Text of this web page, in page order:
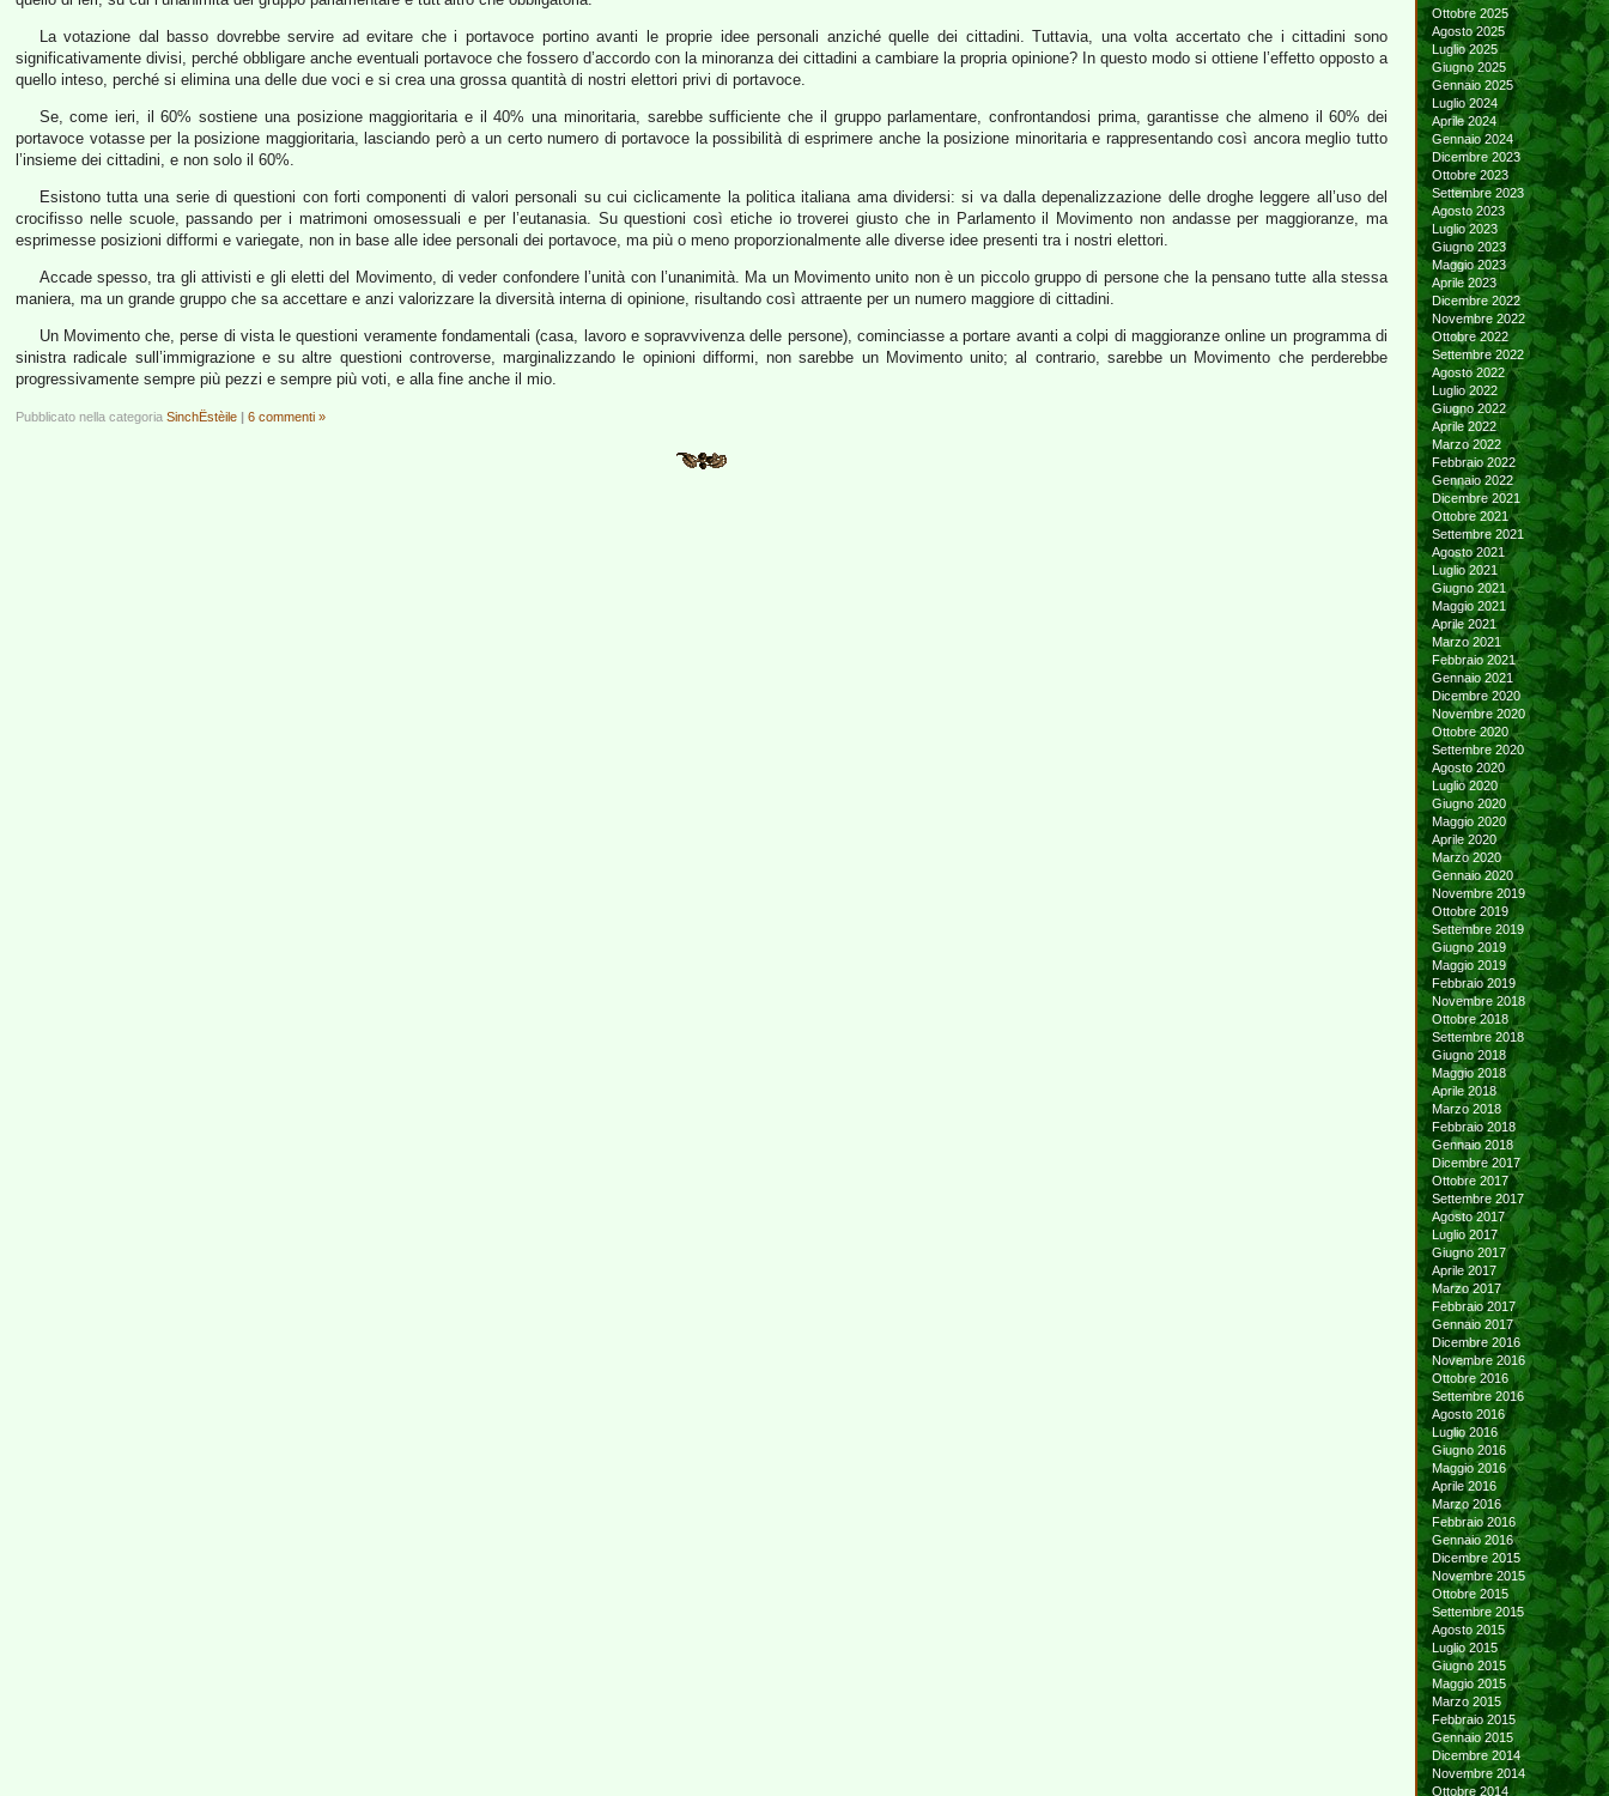
La votazione dal basso dovrebbe servire ad evitare che i portavoce portino avanti le proprie idee personali anziché quelle dei cittadini. Tuttavia, una volta accertato che i cittadini sono
significativamente divisi, perché obbligare anche eventuali portavoce che fossero d’accordo con la minoranza dei cittadini a cambiare la propria opinione? In questo modo si ottiene l’effetto opposto a
quello inteso, perché si elimina una delle due voci e si crea una grossa quantità di nostri elettori privi di portavoce.
Se, come ieri, il 60% sostiene una posizione maggioritaria e il 40% una minoritaria, sarebbe sufficiente che il gruppo parlamentare, confrontandosi prima, garantisse che almeno il 60% dei
portavoce votasse per la posizione maggioritaria, lasciando però a un certo numero di portavoce la possibilità di esprimere anche la posizione minoritaria e rappresentando così ancora meglio tutto
l’insieme dei cittadini, e non solo il 60%.
Esistono tutta una serie di questioni con forti componenti di valori personali su cui ciclicamente la politica italiana ama dividersi: si va dalla depenalizzazione delle droghe leggere all’uso del
crocifisso nelle scuole, passando per i matrimoni omosessuali e per l’eutanasia. Su questioni così etiche io troverei giusto che in Parlamento il Movimento non andasse per maggioranze, ma
esprimesse posizioni difformi e variegate, non in base alle idee personali dei portavoce, ma più o meno proporzionalmente alle diverse idee presenti tra i nostri elettori.
Accade spesso, tra gli attivisti e gli eletti del Movimento, di veder confondere l’unità con l’unanimità. Ma un Movimento unito non è un piccolo gruppo di persone che la pensano tutte alla stessa
maniera, ma un grande gruppo che sa accettare e anzi valorizzare la diversità interna di opinione, risultando così attraente per un numero maggiore di cittadini.
Un Movimento che, perse di vista le questioni veramente fondamentali (casa, lavoro e sopravvivenza delle persone), cominciasse a portare avanti a colpi di maggioranze online un programma di
sinistra radicale sull’immigrazione e su altre questioni controverse, marginalizzando le opinioni difformi, non sarebbe un Movimento unito; al contrario, sarebbe un Movimento che perderebbe
progressivamente sempre più pezzi e sempre più voti, e alla fine anche il mio.
Pubblicato nella categoria SinchËstèile | 6 commenti »
Ottobre 2025
Agosto 2025
Luglio 2025
Giugno 2025
Gennaio 2025
Luglio 2024
Aprile 2024
Gennaio 2024
Dicembre 2023
Ottobre 2023
Settembre 2023
Agosto 2023
Luglio 2023
Giugno 2023
Maggio 2023
Aprile 2023
Dicembre 2022
Novembre 2022
Ottobre 2022
Settembre 2022
Agosto 2022
Luglio 2022
Giugno 2022
Aprile 2022
Marzo 2022
Febbraio 2022
Gennaio 2022
Dicembre 2021
Ottobre 2021
Settembre 2021
Agosto 2021
Luglio 2021
Giugno 2021
Maggio 2021
Aprile 2021
Marzo 2021
Febbraio 2021
Gennaio 2021
Dicembre 2020
Novembre 2020
Ottobre 2020
Settembre 2020
Agosto 2020
Luglio 2020
Giugno 2020
Maggio 2020
Aprile 2020
Marzo 2020
Gennaio 2020
Novembre 2019
Ottobre 2019
Settembre 2019
Giugno 2019
Maggio 2019
Febbraio 2019
Novembre 2018
Ottobre 2018
Settembre 2018
Giugno 2018
Maggio 2018
Aprile 2018
Marzo 2018
Febbraio 2018
Gennaio 2018
Dicembre 2017
Ottobre 2017
Settembre 2017
Agosto 2017
Luglio 2017
Giugno 2017
Aprile 2017
Marzo 2017
Febbraio 2017
Gennaio 2017
Dicembre 2016
Novembre 2016
Ottobre 2016
Settembre 2016
Agosto 2016
Luglio 2016
Giugno 2016
Maggio 2016
Aprile 2016
Marzo 2016
Febbraio 2016
Gennaio 2016
Dicembre 2015
Novembre 2015
Ottobre 2015
Settembre 2015
Agosto 2015
Luglio 2015
Giugno 2015
Maggio 2015
Marzo 2015
Febbraio 2015
Gennaio 2015
Dicembre 2014
Novembre 2014
Ottobre 2014